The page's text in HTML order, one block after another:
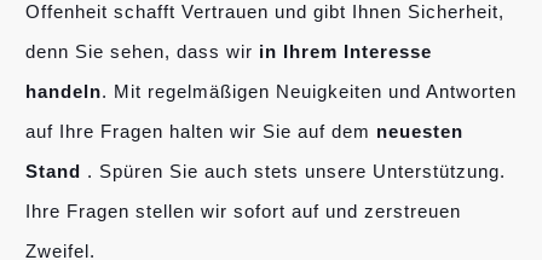
Offenheit schafft Vertrauen und gibt Ihnen Sicherheit,
denn Sie sehen, dass wir in Ihrem Interesse
handeln. Mit regelmäßigen Neuigkeiten und Antworten
auf Ihre Fragen halten wir Sie auf dem neuesten
Stand . Spüren Sie auch stets unsere Unterstützung.
Ihre Fragen stellen wir sofort auf und zerstreuen
Zweifel.